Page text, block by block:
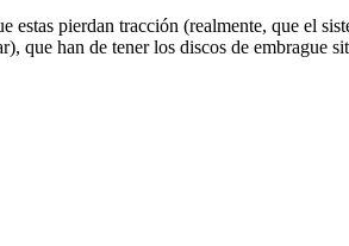
pierdan tracción (realmente, que el
que han de tener los discos de embrague